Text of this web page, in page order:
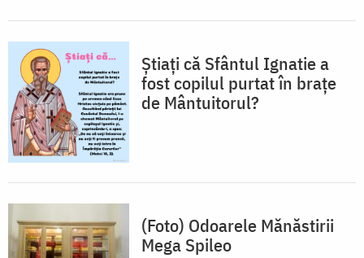
Știați că Sfântul Ignatie a
fost copilul purtat în brațe
de Mântuitorul?
(Foto) Odoarele Mănăstirii
Mega Spileo